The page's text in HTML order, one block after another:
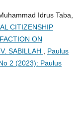
Idrus Taba,
CITIZENSHIP
ON
SABILLAH
Paulus
2 (2023): Paulus